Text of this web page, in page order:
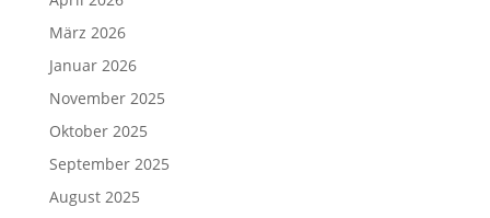
März 2026
Januar 2026
November 2025
Oktober 2025
September 2025
August 2025